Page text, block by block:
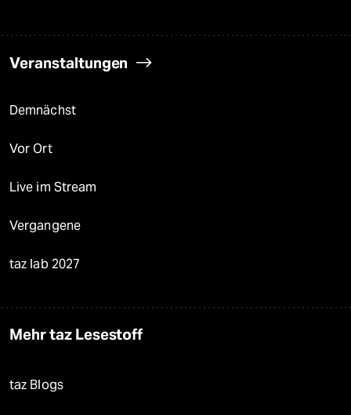
Veranstaltungen
Demnächst
Vor Ort
Live im Stream
Vergangene
taz lab 2027
Mehr taz Lesestoff
taz Blogs